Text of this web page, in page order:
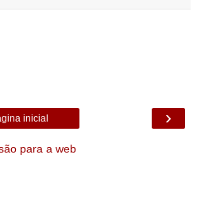
›
inicial
para a web